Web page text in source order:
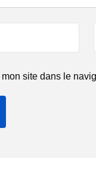
site dans le